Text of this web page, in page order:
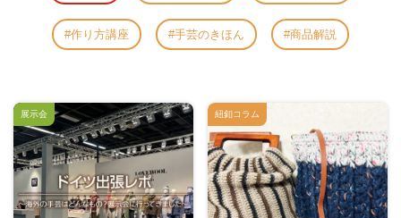
作り方講座 手芸のきほん 商品解説
展示会 紐釦コラム